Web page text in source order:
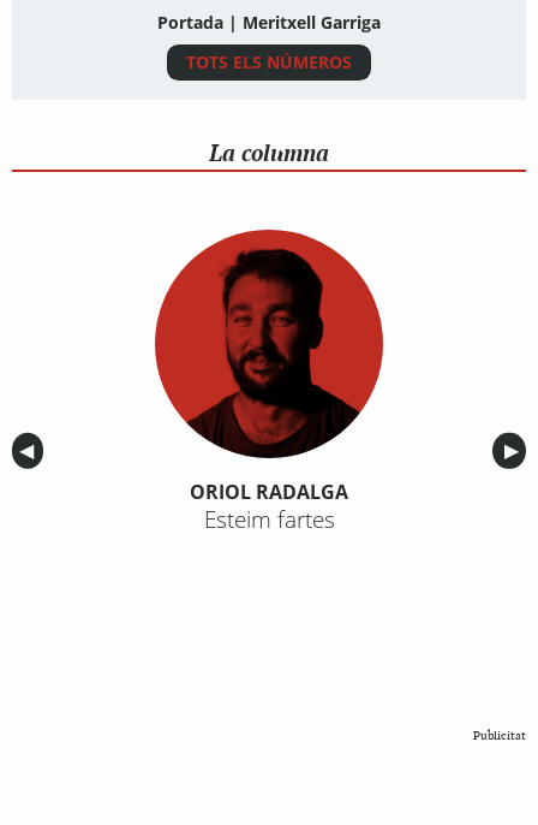
Portada | Meritxell Garriga
TOTS ELS NÚMEROS
La columna
Anterior
◀︎ ▶︎
ORIOL RADALGA
Esteim fartes
Publicitat